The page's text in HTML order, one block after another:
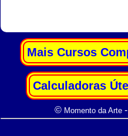
© Momento da Arte-